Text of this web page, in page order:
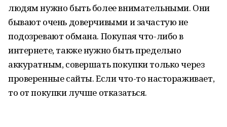
людям нужно быть более внимательными. Они
бывают очень доверчивыми и зачастую не
подозревают обмана. Покупая что-либо в
интернете, также нужно быть предельно
аккуратным, совершать покупки только через
проверенные сайты. Если что-то настораживает,
то от покупки лучше отказаться.